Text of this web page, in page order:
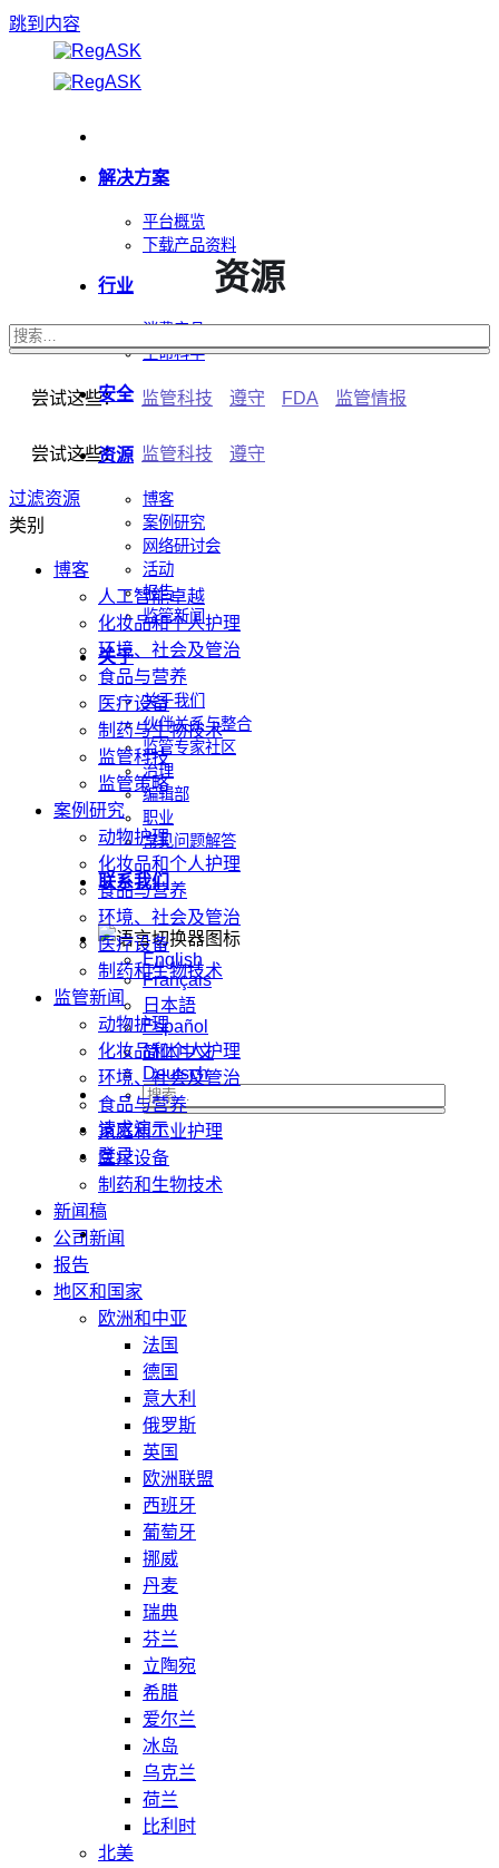
跳到内容
解决方案
平台概览
下载产品资料
行业
消费产品
生命科学
安全
资源
博客
案例研究
网络研讨会
活动
报告
监管新闻
关于
关于我们
伙伴关系与整合
监管专家社区
治理
编辑部
职业
常见问题解答
联系我们
English
Français
日本語
Español
简体中文
Deutsch
请求演示
登录
资源
尝试这些： 监管科技 遵守 FDA 监管情报
尝试这些： 监管科技 遵守
过滤资源
类别
博客
人工智能卓越
化妆品和个人护理
环境、社会及管治
食品与营养
医疗设备
制药与生物技术
监管科技
监管策略
案例研究
动物护理
化妆品和个人护理
食品与营养
环境、社会及管治
医疗设备
制药和生物技术
监管新闻
动物护理
化妆品和个人护理
环境、社会及管治
食品与营养
家庭和工业护理
医疗设备
制药和生物技术
新闻稿
公司新闻
报告
地区和国家
欧洲和中亚
法国
德国
意大利
俄罗斯
英国
欧洲联盟
西班牙
葡萄牙
挪威
丹麦
瑞典
芬兰
立陶宛
希腊
爱尔兰
冰岛
乌克兰
荷兰
比利时
北美